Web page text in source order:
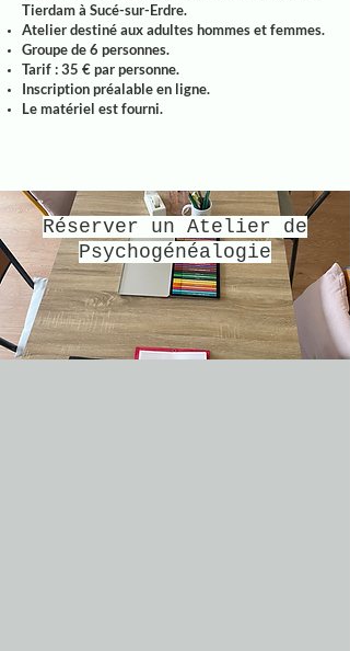
Tierdam à Sucé-sur-Erdre.
Atelier destiné aux adultes hommes et femmes.
Groupe de 6 personnes.
Tarif : 35 € par personne.
Inscription préalable en ligne.
Le matériel est fourni.
Réserver un Atelier de
Psychogénéalogie